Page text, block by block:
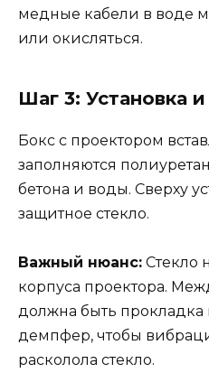
медные кабели в воде
или окисляться.
Шаг 3: Установка
Бокс с проектором
заполняются
бетона и воды. Сверху
защитное стекло.
Важный нюанс: Стекло
корпуса проектора.
должна быть
демпфер, чтобы
расколола стекло.